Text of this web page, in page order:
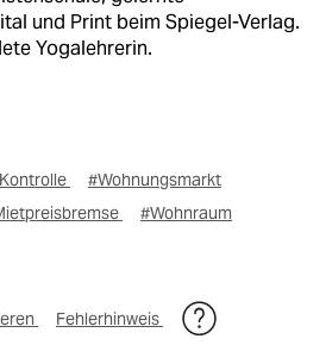
und Print beim Spiegel-Verlag.
Yogalehrerin.
#Wohnungsmarkt
#Wohnraum
Fehlerhinweis